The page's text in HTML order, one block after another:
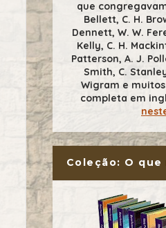
que
Bellett, C. H.
Dennett, W. W.
Kelly, C. H.
Patterson, A. J.
Smith, C.
Wigram e
completa em
Coleção: O